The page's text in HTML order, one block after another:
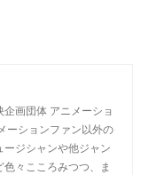
企画団体 アニメーショ
ーションファン以外の
ジシャンや他ジャン
々こころみつつ、ま